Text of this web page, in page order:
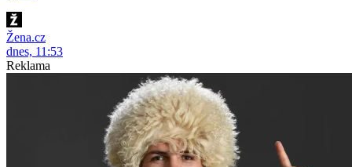
Žena.cz
dnes, 11:53
Reklama